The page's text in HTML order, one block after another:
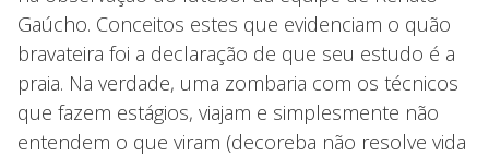
Gaúcho. Conceitos estes que evidenciam o quão
bravateira foi a declaração de que seu estudo é a
praia. Na verdade, uma zombaria com os técnicos
que fazem estágios, viajam e simplesmente não
entendem o que viram (decoreba não resolve vida